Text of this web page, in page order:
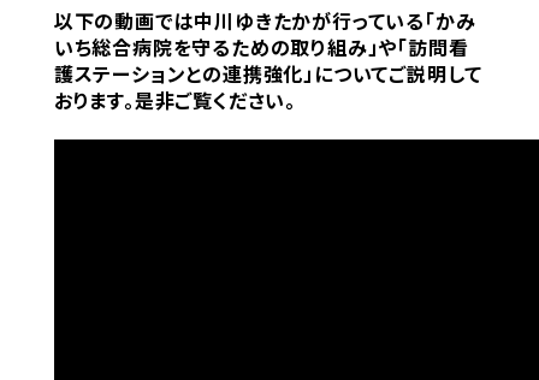
以下の動画では中川ゆきたかが行っている「かみ
いち総合病院を守るための取り組み」や「訪問看
護ステーションとの連携強化」についてご説明して
おります。是非ご覧ください。